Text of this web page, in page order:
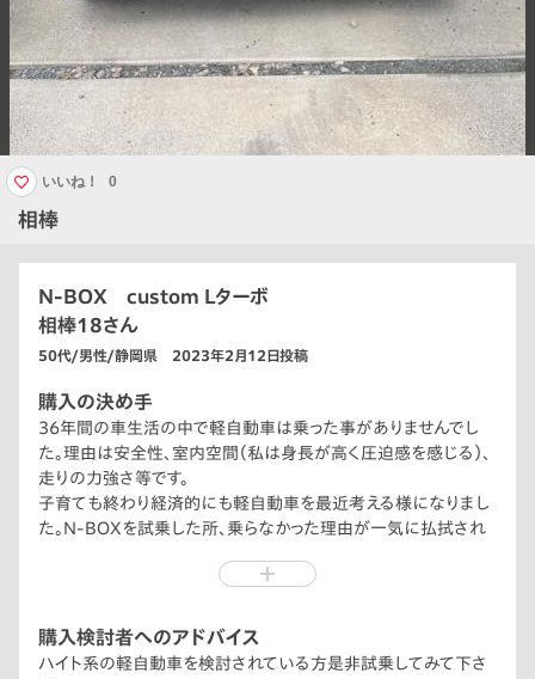
相棒
いいね！ 0
N-BOX custom Lターボ
相棒18さん
50代/男性/静岡県 2023年2月12日投稿
購入の決め手
36年間の車生活の中で軽自動車は乗った事がありませんでし
た。理由は安全性、室内空間（私は身長が高く圧迫感を感じる）、
走りの力強さ等です。
子育ても終わり経済的にも軽自動車を最近考える様になりまし
た。N-BOXを試乗した所、乗らなかった理由が一気に払拭され
購入検討者へのアドバイス
ハイト系の軽自動車を検討されている方是非試乗してみて下さ